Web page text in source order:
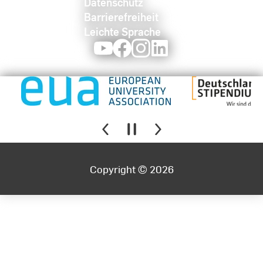
Barrierefreiheit
Leichte Sprache
YoutubeFacebookInstagram
Copyright © 2026